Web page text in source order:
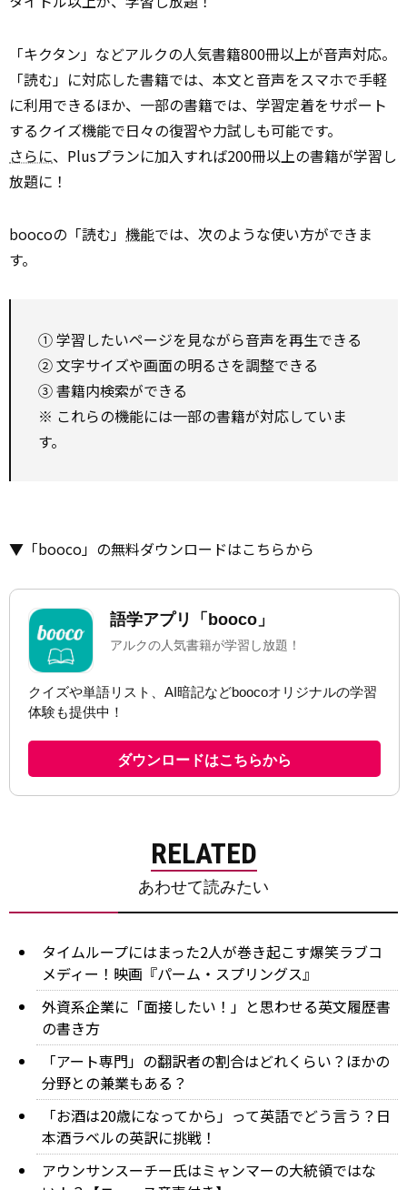
「キクタン」などアルクの人気書籍800冊以上が音声対応。
「読む」に対応した書籍では、本文と音声をスマホで手軽
に利用できるほか、一部の書籍では、学習定着をサポート
するクイズ機能で日々の復習や力試しも可能です。
さらに、Plusプランに加入すれば200冊以上の書籍が学習し
放題に！
boocoの「読む」 機能では、次のような使い方ができま
す。
① 学習したいページを見ながら音声を再生できる
② 文字サイズや画面の明るさを調整できる
③ 書籍内検索ができる
※ これらの機能には一部の書籍が対応していま
す。
▼「booco」の無料ダウンロードはこちらから
RELATED
あわせて読みたい
タイムループにはまった2人が巻き起こす爆笑ラブコ
メディー！映画『パーム・スプリングス』
外資系企業に「面接したい！」と思わせる英文履歴書
の書き方
「アート専門」の翻訳者の割合はどれくらい？ほかの
分野との兼業もある？
「お酒は20歳になってから」って英語でどう言う？日
本酒ラベルの英訳に挑戦！
アウンサンスーチー氏はミャンマーの大統領ではな